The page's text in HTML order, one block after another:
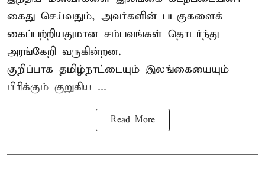
கைது செய்வதும், அவர்களின் படகுகளைக்
கைப்பற்றியதுமான சம்பவங்கள் தொடர்ந்து
அரங்கேறி வருகின்றன.
குறிப்பாக தமிழ்நாட்டையும் இலங்கையையும்
பிரிக்கும் குறுகிய ...
Read More